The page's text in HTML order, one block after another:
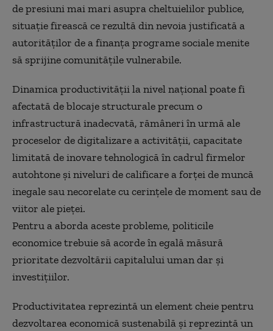
de presiuni mai mari asupra cheltuielilor publice,
situație firească ce rezultă din nevoia justificată a
autorităților de a finanța programe sociale menite
să sprijine comunitățile vulnerabile.
Dinamica productivității la nivel național poate fi
afectată de blocaje structurale precum o
infrastructură inadecvată, rămâneri în urmă ale
proceselor de digitalizare a activității, capacitate
limitată de inovare tehnologică în cadrul firmelor
autohtone și niveluri de calificare a forței de muncă
inegale sau necorelate cu cerințele de moment sau de
viitor ale pieței.
Pentru a aborda aceste probleme, politicile
economice trebuie să acorde în egală măsură
prioritate dezvoltării capitalului uman dar și
investițiilor.
Productivitatea reprezintă un element cheie pentru
dezvoltarea economică sustenabilă și reprezintă un